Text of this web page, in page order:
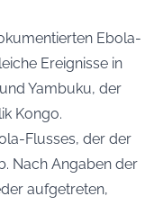
Ebola-
Ereignisse in
Yambuku, der
Kongo.
Flusses, der der
Nach Angaben der
aufgetreten,